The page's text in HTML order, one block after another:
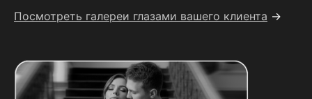
Посмотреть галереи глазами вашего клиента →